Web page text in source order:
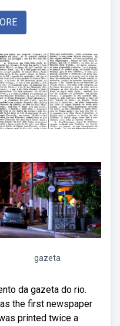
gazeta
da gazeta do rio.
the first newspaper
printed twice a